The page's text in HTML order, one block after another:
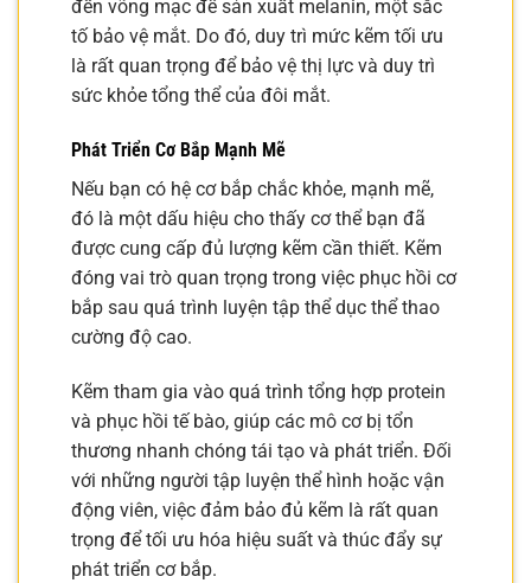
đến võng mạc để sản xuất melanin, một sắc
tố bảo vệ mắt. Do đó, duy trì mức kẽm tối ưu
là rất quan trọng để bảo vệ thị lực và duy trì
sức khỏe tổng thể của đôi mắt.
Phát Triển Cơ Bắp Mạnh Mẽ
Nếu bạn có hệ cơ bắp chắc khỏe, mạnh mẽ,
đó là một dấu hiệu cho thấy cơ thể bạn đã
được cung cấp đủ lượng kẽm cần thiết. Kẽm
đóng vai trò quan trọng trong việc phục hồi cơ
bắp sau quá trình luyện tập thể dục thể thao
cường độ cao.
Kẽm tham gia vào quá trình tổng hợp protein
và phục hồi tế bào, giúp các mô cơ bị tổn
thương nhanh chóng tái tạo và phát triển. Đối
với những người tập luyện thể hình hoặc vận
động viên, việc đảm bảo đủ kẽm là rất quan
trọng để tối ưu hóa hiệu suất và thúc đẩy sự
phát triển cơ bắp.